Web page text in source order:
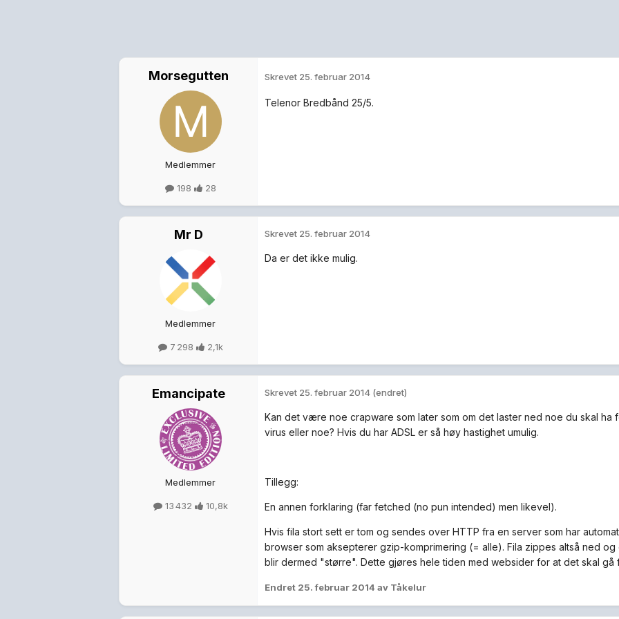
Morsegutten
Medlemmer
198 28
Skrevet 25. februar 2014
Telenor Bredbånd 25/5.
Mr D
Medlemmer
7 298 2,1k
Skrevet 25. februar 2014
Da er det ikke mulig.
Emancipate
Medlemmer
13 432 10,8k
Skrevet 25. februar 2014 (endret)
Kan det være noe crapware som later som om det laster ned noe du skal ha
virus eller noe? Hvis du har ADSL er så høy hastighet umulig.
Tillegg:
En annen forklaring (far fetched (no pun intended) men likevel).
Hvis fila stort sett er tom og sendes over HTTP fra en server som har
browser som aksepterer gzip-komprimering (= alle). Fila zippes altså ned
blir dermed "større". Dette gjøres hele tiden med websider for at det skal gå
Endret 25. februar 2014 av Tåkelur